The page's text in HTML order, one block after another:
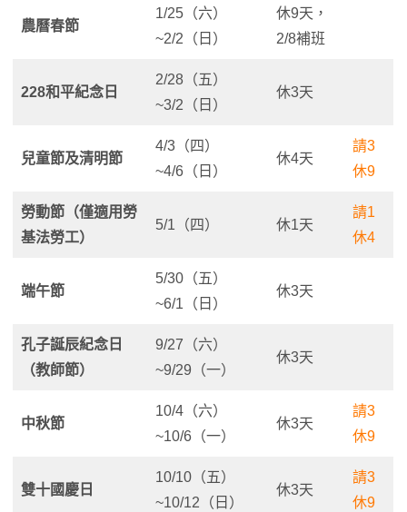
農曆春節
1/25（六）
~2/2（日）
休9天，
2/8補班
228和平紀念日
2/28（五）
~3/2（日）
休3天
兒童節及清明節
4/3（四）
~4/6（日）
休4天
請3
休9
勞動節 （僅適用勞
基法勞工）
5/1（四） 休1天
請1
休4
端午節
5/30（五）
~6/1（日）
休3天
孔子誕辰紀念日
（教師節）
9/27（六）
~9/29（一）
休3天
中秋節
10/4（六）
~10/6（一）
休3天
請3
休9
雙十國慶日
10/10（五）
~10/12（日）
休3天
請3
休9